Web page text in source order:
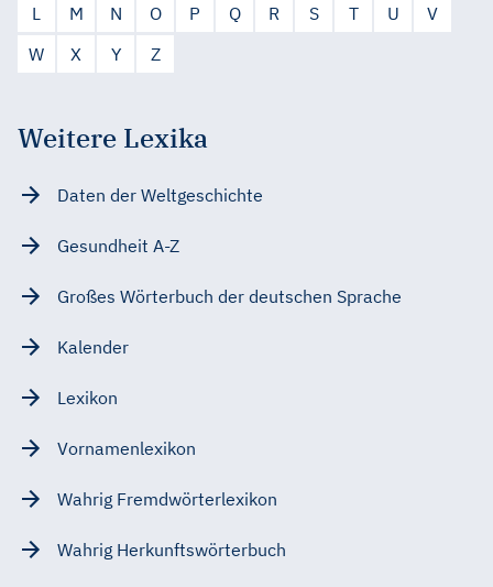
L
M N O P Q R S T U
V
W
X Y Z
Weitere Lexika
Daten der Weltgeschichte
Gesundheit A-Z
Großes Wörterbuch der deutschen Sprache
Kalender
Lexikon
Vornamenlexikon
Wahrig Fremdwörterlexikon
Wahrig Herkunftswörterbuch